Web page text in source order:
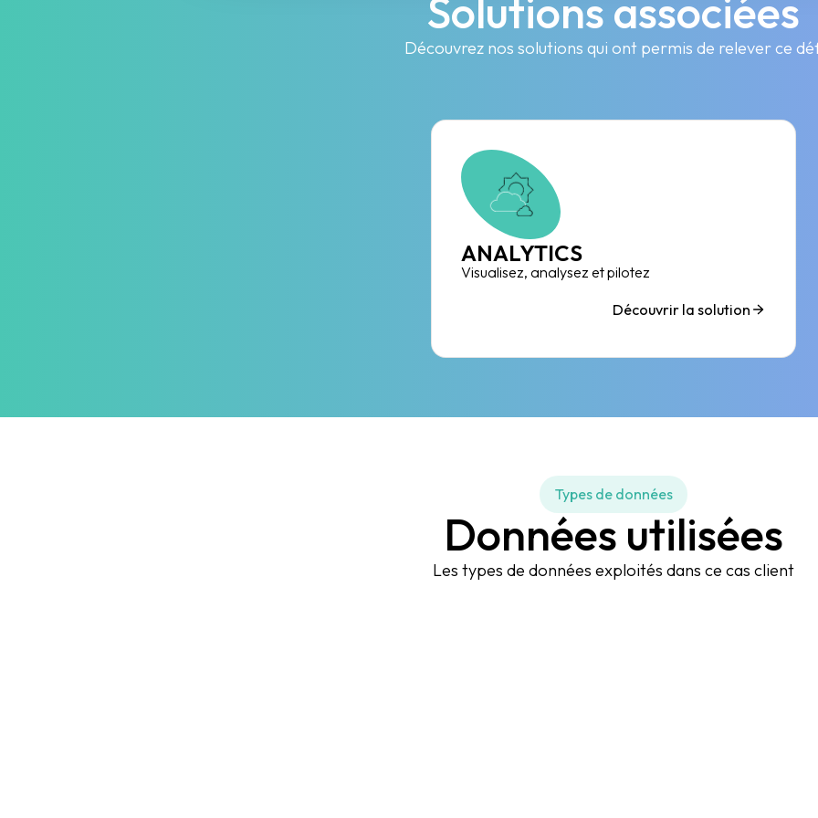
Solutions associées
Découvrez nos solutions qui ont permis de relever ce
ANALYTICS
Visualisez, analysez et pilotez
Découvrir la solution
Types de données
Données utilisées
Les types de données exploités dans ce cas client